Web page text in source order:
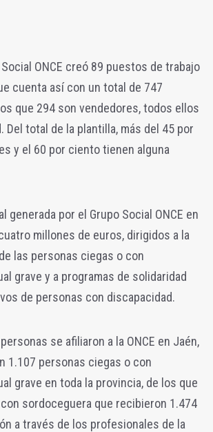
ONCE creó 89 puestos de trabajo
cuenta así con un total de 747
que 294 son vendedores, todos ellos
Del total de la plantilla, más del 45 por
y el 60 por ciento tienen alguna
generada por el Grupo Social ONCE en
millones de euros, dirigidos a la
las personas ciegas o con
grave y a programas de solidaridad
de personas con discapacidad.
se afiliaron a la ONCE en Jaén,
1.107 personas ciegas o con
grave en toda la provincia, de los que
sordoceguera que recibieron 1.474
a través de los profesionales de la